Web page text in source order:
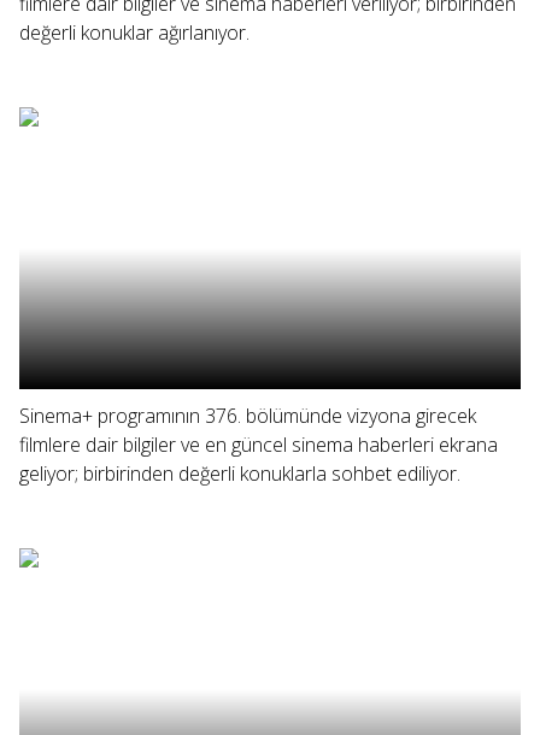
değerli konuklar ağırlanıyor.
Sinema+ programının 376. bölümünde vizyona girecek
filmlere dair bilgiler ve en güncel sinema haberleri ekrana
geliyor; birbirinden değerli konuklarla sohbet ediliyor.